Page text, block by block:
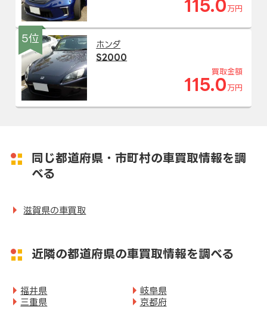
115.0 万円
5位
ホンダ
S2000
買取金額
115.0 万円
同じ都道府県・市町村の車買取情報を調
べる
滋賀県の車買取
近隣の都道府県の車買取情報を調べる
福井県
岐阜県
三重県
京都府